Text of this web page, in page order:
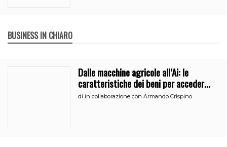
BUSINESS IN CHIARO
Dalle macchine agricole all’Ai: le
caratteristiche dei beni per accedere
all’iperammortamento
di in collaborazione con Armando Crispino